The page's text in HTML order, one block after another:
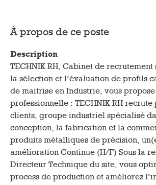
À propos de ce poste
Description
TECHNIK RH, Cabinet de recrutement
la sélection et l’évaluation de profils
de maitrise en Industrie, vous
professionnelle : TECHNIK RH recrute
clients, groupe industriel spécialisé
conception, la fabrication et la
produits métalliques de précision,
amélioration Continue (H/F) Sous la
Directeur Technique du site, vous
process de production et améliorez